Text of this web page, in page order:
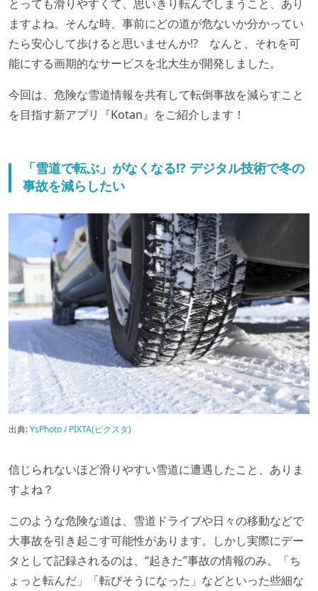
とっても滑りやすくて、思いきり転んでしまうこと、あり
ますよね。そんな時、事前にどの道が危ないか分かってい
たら安心して歩けると思いませんか!? なんと、それを可
能にする画期的なサービスを北大生が開発しました。
今回は、危険な雪道情報を共有して転倒事故を減らすこと
を目指す新アプリ『Kotan』をご紹介します！
「雪道で転ぶ」がなくなる!? デジタル技術で冬の
事故を減らしたい
出典:YsPhoto / PIXTA(ピクスタ)
信じられないほど滑りやすい雪道に遭遇したこと、ありま
すよね？
このような危険な道は、雪道ドライブや日々の移動などで
大事故を引き起こす可能性があります。しかし実際にデー
タとして記録されるのは、“起きた”事故の情報のみ。「ち
ょっと転んだ」「転びそうになった」などといった些細な